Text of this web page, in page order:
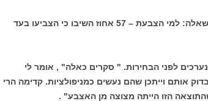
אחרי שלושה שבועות עשו סקר שבו הוצגה השאלה: למי הצבעת – 57 אחוז השיבו כי הצביעו בעד
לפני הבחירות. " סקרים כאלה" , אומר לי
אותם וייתכן שהם נעשים כמניפולציות. קדימה הרי